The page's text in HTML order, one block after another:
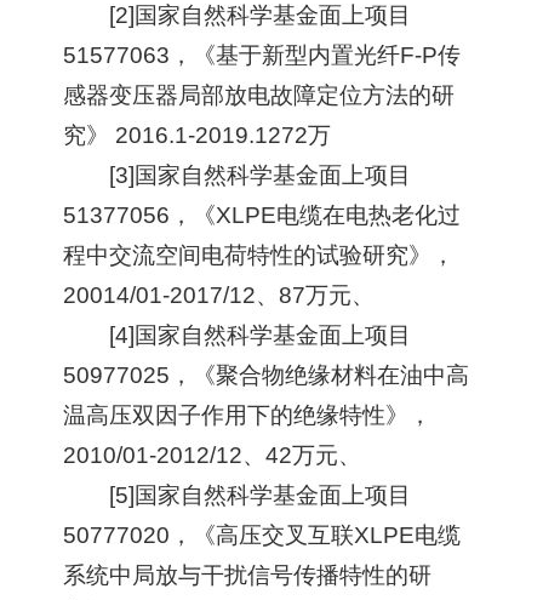
[2]国家自然科学基金面上项目
51577063，《基于新型内置光纤F-P传
感器变压器局部放电故障定位方法的研
究》 2016.1-2019.1272万
[3]国家自然科学基金面上项目
51377056，《XLPE电缆在电热老化过
程中交流空间电荷特性的试验研究》，
20014/01-2017/12、87万元、
[4]国家自然科学基金面上项目
50977025，《聚合物绝缘材料在油中高
温高压双因子作用下的绝缘特性》，
2010/01-2012/12、42万元、
[5]国家自然科学基金面上项目
50777020，《高压交叉互联XLPE电缆
系统中局放与干扰信号传播特性的研